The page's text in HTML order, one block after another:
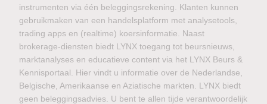
instrumenten via één beleggingsrekening. Klanten kunnen
gebruikmaken van een handelsplatform met analysetools,
trading apps en (realtime) koersinformatie. Naast
brokerage-diensten biedt LYNX toegang tot beursnieuws,
marktanalyses en educatieve content via het LYNX Beurs &
Kennisportaal. Hier vindt u informatie over de Nederlandse,
Belgische, Amerikaanse en Aziatische markten. LYNX biedt
geen beleggingsadvies. U bent te allen tijde verantwoordelijk